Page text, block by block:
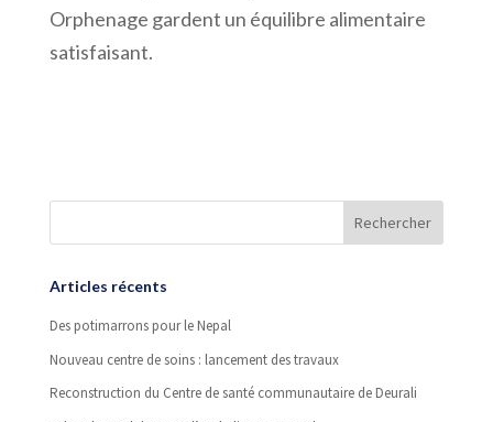
Orphenage gardent un équilibre alimentaire
satisfaisant.
Articles récents
Des potimarrons pour le Nepal
Nouveau centre de soins : lancement des travaux
Reconstruction du Centre de santé communautaire de Deurali